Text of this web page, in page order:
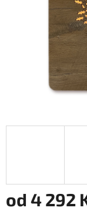
od 4 292